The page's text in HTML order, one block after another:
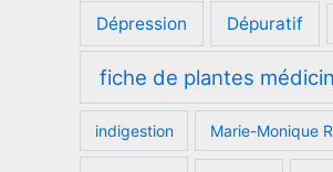
Dépression Dépuratif
fiche de plantes
indigestion Marie-Monique